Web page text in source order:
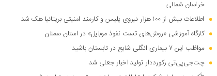
خراسان شمالی
اطلاعات بیش از ۱۰۰ هزار نیروی پلیس و کارمند امنیتی بریتانیا هک شد
کارگاه آموزشی «روش‌های تست نفوذ موبایل» در استان سمنان
مواظب این ۷ بیماری انگلی شایع در تابستان باشید
چت‌جی‌پی‌تی رکورددار تولید اخبار جعلی شد